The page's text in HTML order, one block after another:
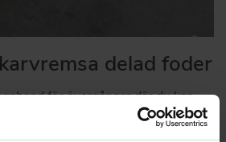
delad foder
för övergångar där du kan